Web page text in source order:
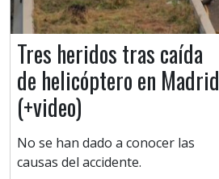
Tres heridos tras caída
de helicóptero en Madrid
(+video)
No se han dado a conocer las
causas del accidente.